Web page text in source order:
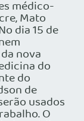
médico-
Mato
dia 15 de
nova
do
do
de
usados
O